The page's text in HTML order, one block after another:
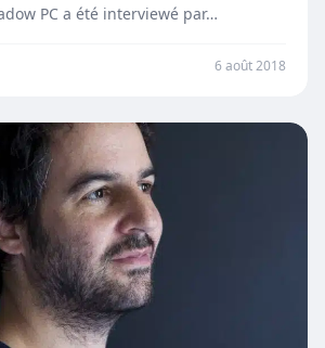
PC a été interviewé par…
6 août 2018